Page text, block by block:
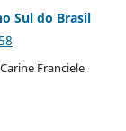
Sul do Brasil
Franciele